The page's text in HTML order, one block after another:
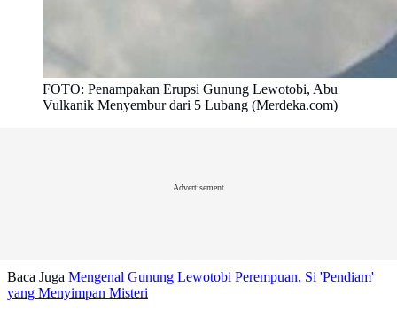
FOTO: Penampakan Erupsi Gunung Lewotobi, Abu
Vulkanik Menyembur dari 5 Lubang (Merdeka.com)
Advertisement
Baca Juga Mengenal Gunung Lewotobi Perempuan, Si 'Pendiam'
yang Menyimpan Misteri